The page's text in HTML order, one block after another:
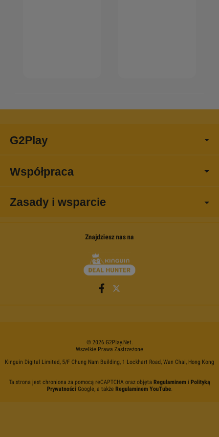
G2Play
Współpraca
Zasady i wsparcie
Znajdziesz nas na
© 2026 G2Play.net.
Wszelkie Prawa Zastrzeżone
Kinguin Digital Limited, 5/F Chung Nam Building, 1 Lockhart Road, Wan Chai, Hong Kong
Ta strona jest chroniona za pomocą reCAPTCHA oraz objęta Regulaminem i Polityką
PrywatnościGoogle, a także Regulaminem YouTube.